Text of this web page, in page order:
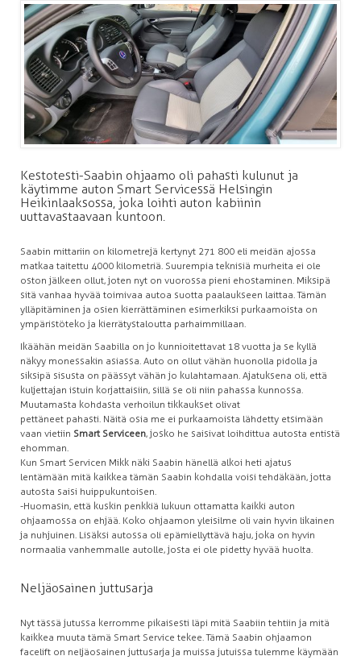
Kestotesti-Saabin ohjaamo oli pahasti kulunut ja
käytimme auton Smart Servicessä Helsingin
Heikinlaaksossa, joka loihti auton kabiinin
uuttavastaavaan kuntoon.
Saabin mittariin on kilometrejä kertynyt 271 800 eli meidän ajossa
matkaa taitettu 4000 kilometriä. Suurempia teknisiä murheita ei ole
oston jälkeen ollut, joten nyt on vuorossa pieni ehostaminen. Miksipä
sitä vanhaa hyvää toimivaa autoa suotta paalaukseen laittaa. Tämän
ylläpitäminen ja osien kierrättäminen esimerkiksi purkaamoista on
ympäristöteko ja kierrätystaloutta parhaimmillaan.
Ikäähän meidän Saabilla on jo kunnioitettavat 18 vuotta ja se kyllä
näkyy monessakin asiassa. Auto on ollut vähän huonolla pidolla ja
siksipä sisusta on päässyt vähän jo kulahtamaan. Ajatuksena oli, että
kuljettajan istuin korjattaisiin, sillä se oli niin pahassa kunnossa.
Muutamasta kohdasta verhoilun tikkaukset olivat
pettäneet pahasti. Näitä osia me ei purkaamoista lähdetty etsimään
vaan vietiin Smart Serviceen, josko he saisivat loihdittua autosta entistä
ehomman.
Kun Smart Servicen Mikk näki Saabin hänellä alkoi heti ajatus
lentämään mitä kaikkea tämän Saabin kohdalla voisi tehdäkään, jotta
autosta saisi huippukuntoisen.
-Huomasin, että kuskin penkkiä lukuun ottamatta kaikki auton
ohjaamossa on ehjää. Koko ohjaamon yleisilme oli vain hyvin likainen
ja nuhjuinen. Lisäksi autossa oli epämiellyttävä haju, joka on hyvin
normaalia vanhemmalle autolle, josta ei ole pidetty hyvää huolta.
Neljäosainen juttusarja
Nyt tässä jutussa kerromme pikaisesti läpi mitä Saabiin tehtiin ja mitä
kaikkea muuta tämä Smart Service tekee. Tämä Saabin ohjaamon
facelift on neljäosainen juttusarja ja muissa jutuissa tulemme käymään